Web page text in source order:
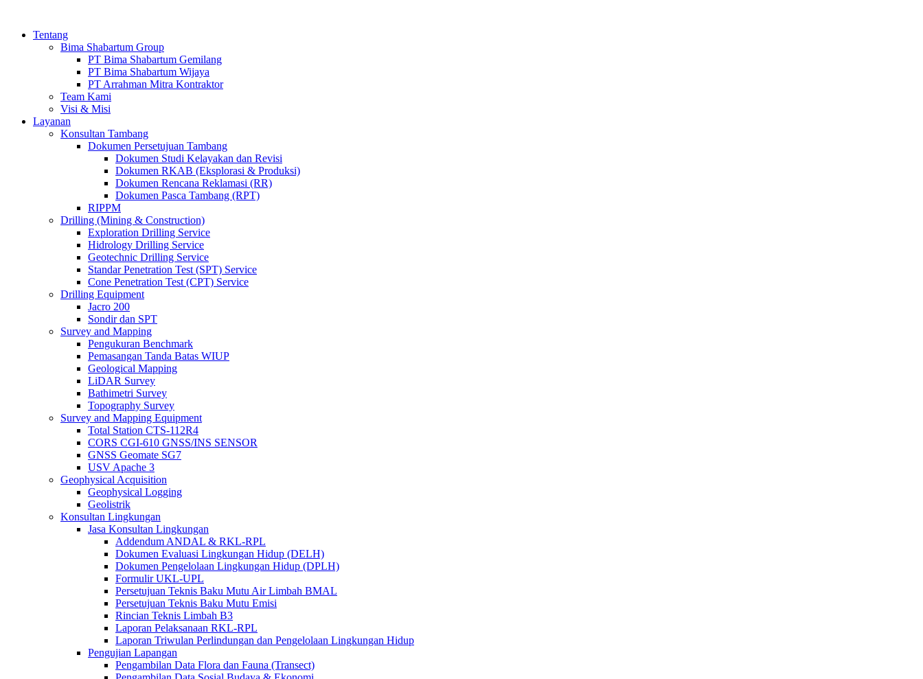
Tentang
Bima Shabartum Group
PT Bima Shabartum Gemilang
PT Bima Shabartum Wijaya
PT Arrahman Mitra Kontraktor
Team Kami
Visi & Misi
Layanan
Konsultan Tambang
Dokumen Persetujuan Tambang
Dokumen Studi Kelayakan dan Revisi
Dokumen RKAB (Eksplorasi & Produksi)
Dokumen Rencana Reklamasi (RR)
Dokumen Pasca Tambang (RPT)
RIPPM
Drilling (Mining & Construction)
Exploration Drilling Service
Hidrology Drilling Service
Geotechnic Drilling Service
Standar Penetration Test (SPT) Service
Cone Penetration Test (CPT) Service
Drilling Equipment
Jacro 200
Sondir dan SPT
Survey and Mapping
Pengukuran Benchmark
Pemasangan Tanda Batas WIUP
Geological Mapping
LiDAR Survey
Bathimetri Survey
Topography Survey
Survey and Mapping Equipment
Total Station CTS-112R4
CORS CGI-610 GNSS/INS SENSOR
GNSS Geomate SG7
USV Apache 3
Geophysical Acquisition
Geophysical Logging
Geolistrik
Konsultan Lingkungan
Jasa Konsultan Lingkungan
Addendum ANDAL & RKL-RPL
Dokumen Evaluasi Lingkungan Hidup (DELH)
Dokumen Pengelolaan Lingkungan Hidup (DPLH)
Formulir UKL-UPL
Persetujuan Teknis Baku Mutu Air Limbah BMAL
Persetujuan Teknis Baku Mutu Emisi
Rincian Teknis Limbah B3
Laporan Pelaksanaan RKL-RPL
Laporan Triwulan Perlindungan dan Pengelolaan Lingkungan Hidup
Pengujian Lapangan
Pengambilan Data Flora dan Fauna (Transect)